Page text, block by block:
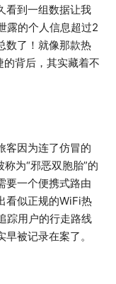
看到一组数据让我
的个人信息超过2
数了！就像那款热
的背后，其实藏着不
客因为连了仿冒的
为“邪恶双胞胎”的
要一个便携式路由
看似正规的WiFi热
踪用户的行走路线
被记录在案了。